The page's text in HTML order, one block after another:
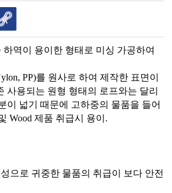
하역이 용이한 형태로 미싱 가공하여
PP)를 원사로 하여 제작한 표면이
사용되는 원형 형태의 로프와는 달리
이 넓기 때문에 고하중의 물품을 들어
Wood 제품 취급시 용이.
으로 귀중한 물품의 취급이 보다 안전